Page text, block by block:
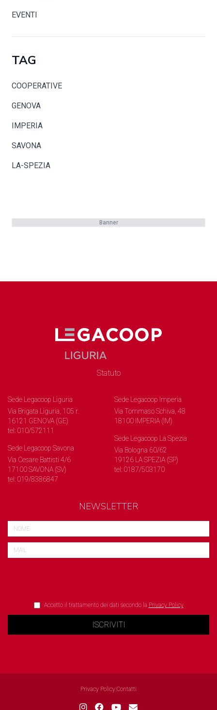
EVENTI
TAG
COOPERATIVE
GENOVA
IMPERIA
SAVONA
LA-SPEZIA
Banner
Statuto
Sede Legacoop Liguria
Via Brigata Liguria, 105 r.
16121 GENOVA (GE)
tel: 010/572111
Sede Legacoop Savona
Via Cesare Battisti 4/6
17100 SAVONA (SV)
tel: 019/8386847
Sede Legacoop Imperia
Via Tommaso Schiva, 48
18100 IMPERIA (IM)
Sede Legacoop La Spezia
Via Bologna 60/62
19126 LA SPEZIA (SP)
tel: 0187/503170
NEWSLETTER
Accetto il trattamento dei dati secondo la Privacy Policy
ISCRIVITI
Privacy Policy Contatti